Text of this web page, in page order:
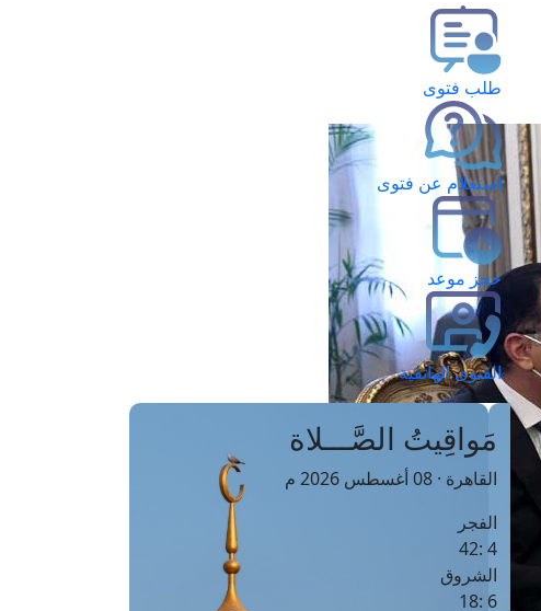
طلب فتوى
استعلام عن فتوى
حجز موعد
الفتوى الهاتفية
مَواقِيتُ الصَّـــلاة
القاهرة · 08 أغسطس 2026 م
الفجر
4 :42
الشروق
6 :18